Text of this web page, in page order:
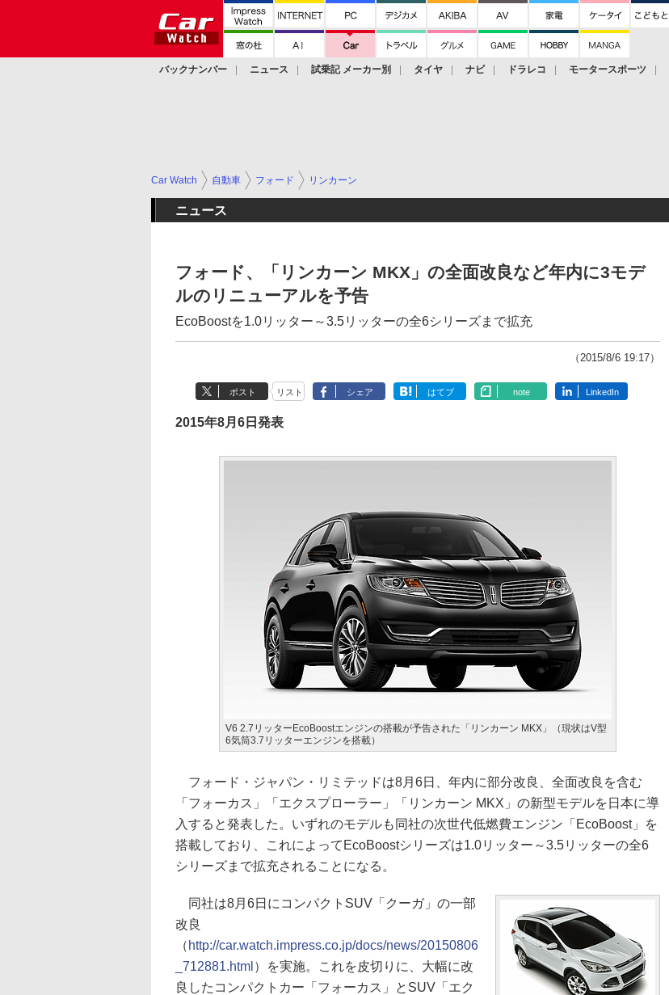
バックナンバー ニュース 試乗記 メーカー別 タイヤ ナビ ドラレコ モータースポーツ
Car Watch 自動車 フォード リンカーン
ニュース
フォード、「リンカーン MKX」の全面改良など年内に3モデ
ルのリニューアルを予告
EcoBoostを1.0リッター～3.5リッターの全6シリーズまで拡充
（2015/8/6 19:17）
ポスト リスト シェア はてブ note LinkedIn
2015年8月6日発表
V6 2.7リッターEcoBoostエンジンの搭載が予告された「リンカーン MKX」（現状はV型
6気筒3.7リッターエンジンを搭載）
フォード・ジャパン・リミテッドは8月6日、年内に部分改良、全面改良を含む
「フォーカス」「エクスプローラー」「リンカーン MKX」の新型モデルを日本に導
入すると発表した。いずれのモデルも同社の次世代低燃費エンジン「EcoBoost」を
搭載しており、これによってEcoBoostシリーズは1.0リッター～3.5リッターの全6
シリーズまで拡充されることになる。
同社は8月6日にコンパクトSUV「クーガ」の一部
改良
（ http://car.watch.impress.co.jp/docs/news/20150806
_712881.html ）を実施。これを皮切りに、大幅に改
良したコンパクトカー「フォーカス」とSUV「エク